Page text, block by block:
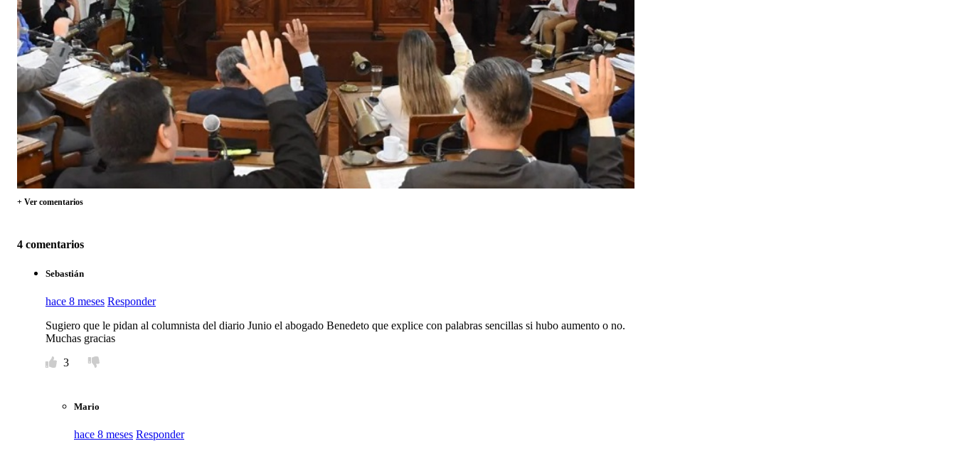
+ Ver comentarios
4 comentarios
Sebastián
hace 8 meses Responder
Sugiero que le pidan al columnista del diario Junio el abogado Benedeto que explice con palabras sencillas si hubo aumento o no.
Muchas gracias
3
Mario
hace 8 meses Responder